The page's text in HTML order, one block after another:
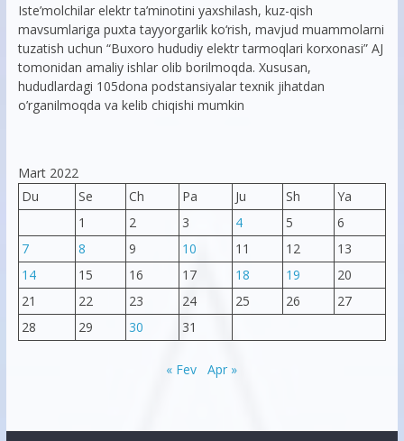
Iste’molchilar elektr ta’minotini yaxshilash, kuz-qish
mavsumlariga puxta tayyorgarlik ko‘rish, mavjud muammolarni
tuzatish uchun “Buxoro hududiy elektr tarmoqlari korxonasi” AJ
tomonidan amaliy ishlar olib borilmoqda. Xususan,
hududlardagi 105dona podstansiyalar texnik jihatdan
o’rganilmoqda va kelib chiqishi mumkin
Mart 2022
Du
Se Ch Pa Ju Sh
Ya
1
2 3 4 5
6
7
8 9 10 11 12
13
14
15 16 17 18 19
20
21
22 23 24 25 26
27
28
29 30 31
« Fev Apr »